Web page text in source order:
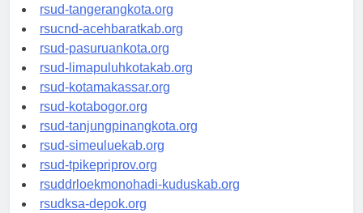
rsud-tangerangkota.org
rsucnd-acehbaratkab.org
rsud-pasuruankota.org
rsud-limapuluhkotakab.org
rsud-kotamakassar.org
rsud-kotabogor.org
rsud-tanjungpinangkota.org
rsud-simeuluekab.org
rsud-tpikepriprov.org
rsuddrloekmonohadi-kuduskab.org
rsudksa-depok.org